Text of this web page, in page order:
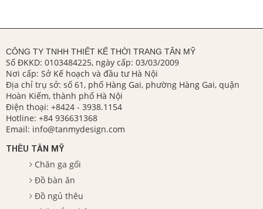
CÔNG TY TNHH THIẾT KẾ THỜI TRANG TÂN MỸ
Số ĐKKD: 0103484225, ngày cấp: 03/03/2009
Nơi cấp: Sở Kế hoạch và đầu tư Hà Nội
Địa chỉ trụ sở: số 61, phố Hàng Gai, phường Hàng Gai, quận
Hoàn Kiếm, thành phố Hà Nội
Điện thoại: +8424 - 3938.1154
Hotline: +84 936631368
Email: info@tanmydesign.com
THÊU TÂN MỸ
Chăn ga gối
Đồ bàn ăn
Đồ ngủ thêu